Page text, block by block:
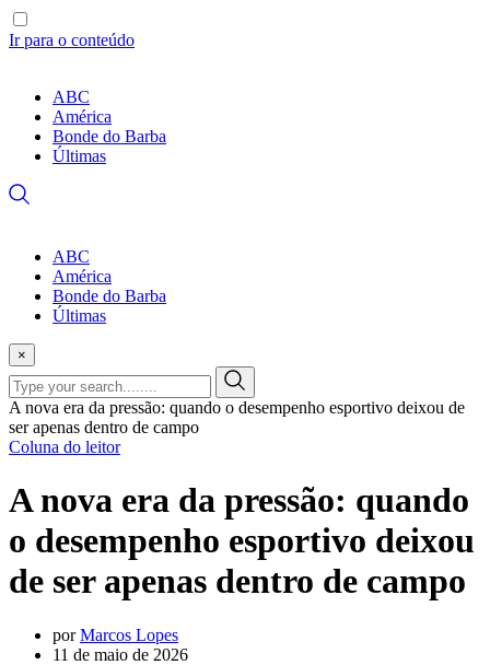
Ir para o conteúdo
ABC
América
Bonde do Barba
Últimas
ABC
América
Bonde do Barba
Últimas
×
A nova era da pressão: quando o desempenho esportivo deixou de
ser apenas dentro de campo
Coluna do leitor
A nova era da pressão: quando
o desempenho esportivo deixou
de ser apenas dentro de campo
porMarcos Lopes
11 de maio de 2026